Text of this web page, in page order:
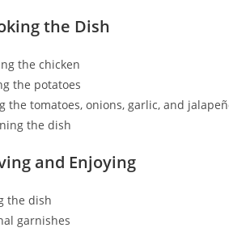
the Dish
the chicken
the potatoes
the tomatoes, onions, garlic, and
the dish
and Enjoying
the dish
garnishes